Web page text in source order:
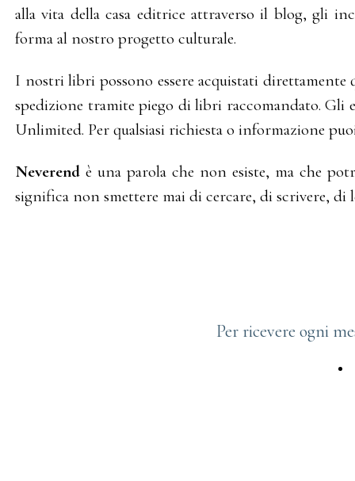
Per ricevere ogni
alla vita della casa editrice attraverso il blog, gli
forma al nostro progetto culturale.
I nostri libri possono essere acquistati
spedizione tramite piego di libri raccomandato.
Unlimited. Per qualsiasi richiesta o informazione
Neverend è una parola che non esiste, ma che
significa non smettere mai di cercare, di scrivere, di